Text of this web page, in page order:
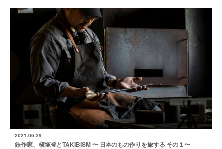
2021.06.29
鉄作家、槇塚登とTAKIBISM 〜 日本のもの作りを旅する その１〜